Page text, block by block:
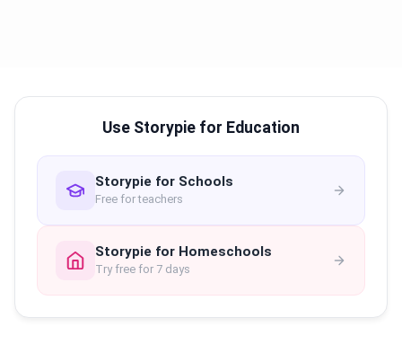
Use Storypie for Education
Storypie for Schools
Free for teachers
Storypie for Homeschools
Try free for 7 days